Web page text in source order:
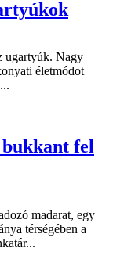
ugartyúk. Nagy
életmódot
fel
madarat, egy
térségében a